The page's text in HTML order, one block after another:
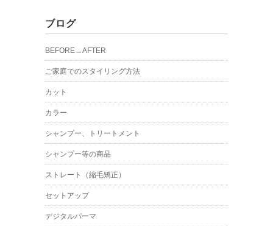
ブログ
BEFORE→AFTER
ご家庭でのスタイリング方法
カット
カラー
シャンプー、トリートメント
シャンプー等の商品
ストレート（縮毛矯正）
セットアップ
デジタルパーマ